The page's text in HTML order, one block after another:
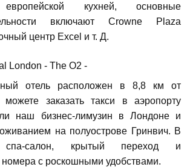
кухней, основные
включают Crowne Plaza
центр Excel и т. Д.
London - The O2 -
отель расположен в 8,8 км от
заказать такси в аэропорту
наш бизнес-лимузин в Лондоне и
на полуострове Гринвич. В
салон, крытый переход и
с роскошными удобствами.